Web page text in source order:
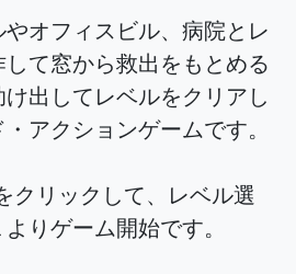
オフィスビル、病院とレ
て窓から救出をもとめる
出してレベルをクリアし
アクションゲームです。
クリックして、レベル選
りゲーム開始です。